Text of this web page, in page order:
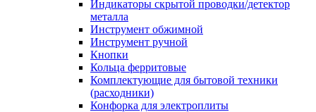
Индикаторы скрытой проводки/детектор
металла
Инструмент обжимной
Инструмент ручной
Кнопки
Кольца ферритовые
Комплектующие для бытовой техники
(расходники)
Конфорка для электроплиты